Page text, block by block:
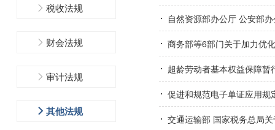
税收法规
财会法规
审计法规
其他法规
自然资源部办公厅 公安部
商务部等6部门关于加力优
超龄劳动者基本权益保障暂
促进和规范电子单证应用规
交通运输部 国家税务总局